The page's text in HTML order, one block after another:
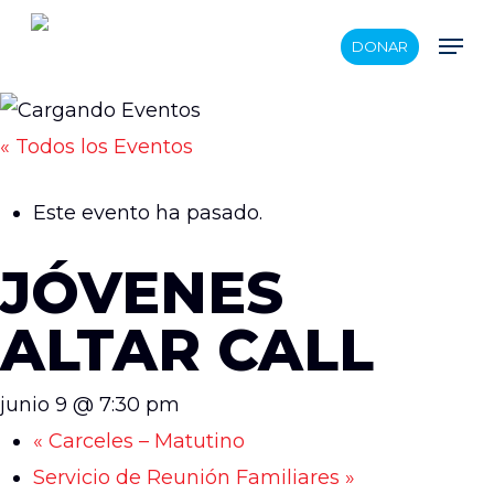
Skip
main
content
DONAR Menu
« Todos los Eventos
Este evento ha pasado.
JÓVENES
ALTAR CALL
junio 9 @ 7:30 pm
« Carceles – Matutino
Servicio de Reunión Familiares »